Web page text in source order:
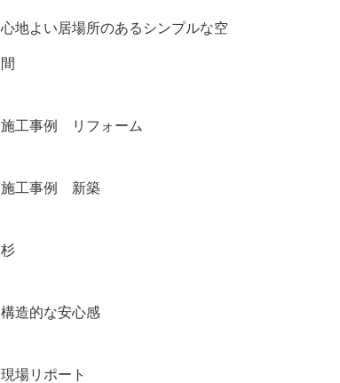
心地よい居場所のあるシンプルな空
間
施工事例 リフォーム
施工事例 新築
杉
構造的な安心感
現場リポート